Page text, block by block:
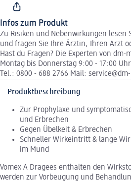
Infos zum Produkt
Zu Risiken und Nebenwirkungen lesen
und fragen Sie Ihre Ärztin, Ihren Arzt
Hast du Fragen? Die Experten von dm-
Montag bis Donnerstag 9:00 - 17:00
Tel.: 0800 - 688 2766 Mail:
Produktbeschreibung
Zur Prophylaxe und
und Erbrechen
Gegen Übelkeit & Erbrechen
Schneller Wirkeintritt & lange
im Mund
Vomex A Dragees enthalten den
werden zur Vorbeugung und